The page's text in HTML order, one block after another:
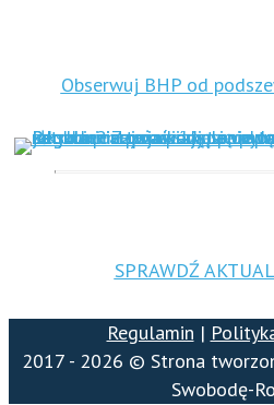
Obserwuj BHP od
SPRAWDŹ
Regulamin |
2017 - 2026 © Strona
Swobodę-